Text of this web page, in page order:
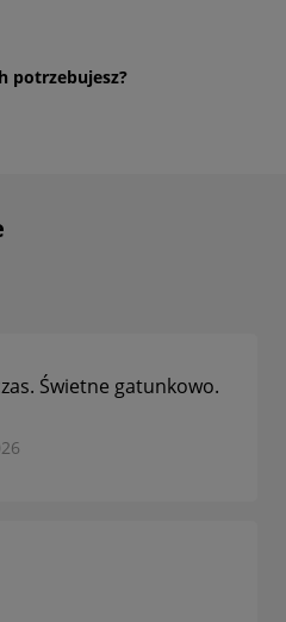
potrzebujesz?
Świetne gatunkowo.